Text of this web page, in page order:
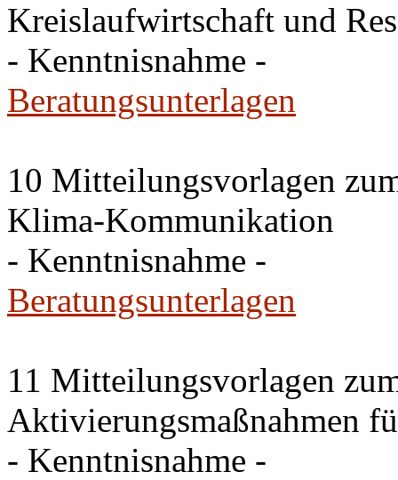
Kreislaufwirtschaft und
- Kenntnisnahme -
Beratungsunterlagen
10 Mitteilungsvorlagen
Klima-Kommunikation
- Kenntnisnahme -
Beratungsunterlagen
11 Mitteilungsvorlagen
Aktivierungsmaßnahmen
- Kenntnisnahme -